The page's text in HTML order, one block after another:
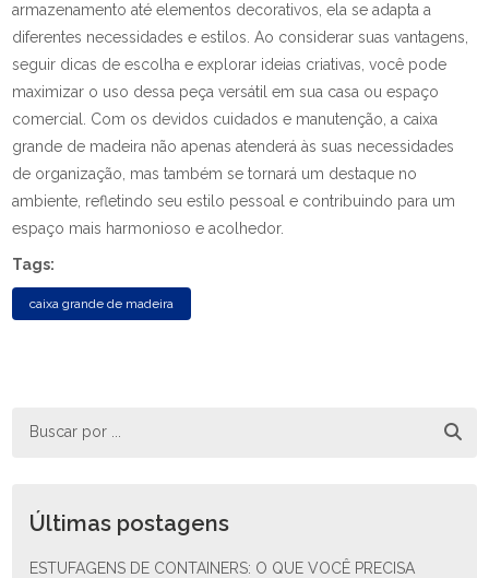
armazenamento até elementos decorativos, ela se adapta a
diferentes necessidades e estilos. Ao considerar suas vantagens,
seguir dicas de escolha e explorar ideias criativas, você pode
maximizar o uso dessa peça versátil em sua casa ou espaço
comercial. Com os devidos cuidados e manutenção, a caixa
grande de madeira não apenas atenderá às suas necessidades
de organização, mas também se tornará um destaque no
ambiente, refletindo seu estilo pessoal e contribuindo para um
espaço mais harmonioso e acolhedor.
Tags:
caixa grande de madeira
Últimas postagens
ESTUFAGENS DE CONTAINERS: O QUE VOCÊ PRECISA